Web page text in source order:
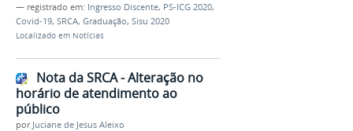
— registrado em: Ingresso Discente, PS-ICG 2020,
Covid-19, SRCA, Graduação, Sisu 2020
Localizado em Notícias
Nota da SRCA - Alteração no
horário de atendimento ao
público
por Juciane de Jesus Aleixo